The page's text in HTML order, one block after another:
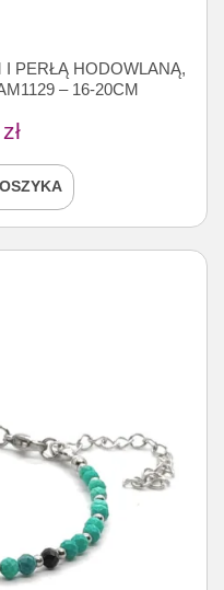
I PERŁĄ HODOWLANĄ,
– 16-20CM
zł